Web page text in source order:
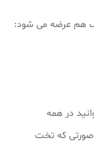
هم عرضه می شود:
در همه
صورتی که تخت